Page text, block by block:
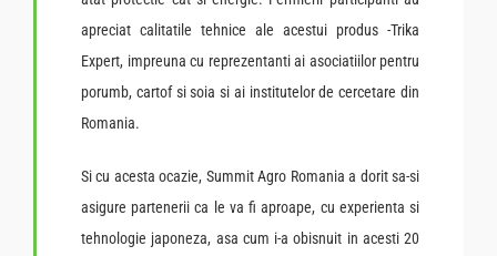
apreciat calitatile tehnice ale acestui produs -Trika
Expert, impreuna cu reprezentanti ai asociatiilor pentru
porumb, cartof si soia si ai institutelor de cercetare din
Romania.
Si cu acesta ocazie, Summit Agro Romania a dorit sa-si
asigure partenerii ca le va fi aproape, cu experienta si
tehnologie japoneza, asa cum i-a obisnuit in acesti 20